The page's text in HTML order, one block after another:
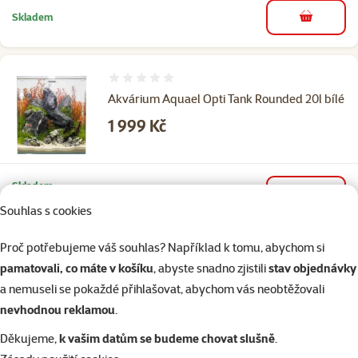
Souhlas s cookies
Proč potřebujeme váš souhlas? Například k tomu, abychom si
pamatovali, co máte v košíku, abyste snadno zjistilistav objednávky
a nemuseli se pokaždé přihlašovat, abychom vás neobtěžovali
nevhodnou reklamou.
Děkujeme,k vašim datům se budeme chovat slušně.
Skladem do košíku
Akvárium Aquael Opti Tank Rounded 20l bílé
Cena
1 999 Kč
Skladem
Akvárium ANTE 6l 25x14,5x15cm
Hodnocení 96%, počet hodnocení: 5
5×hodnocení
Cena
379 Kč